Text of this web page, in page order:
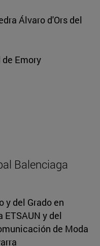
Álvaro d'Ors del
Emory
Balenciaga
y del Grado en
y del
de Moda